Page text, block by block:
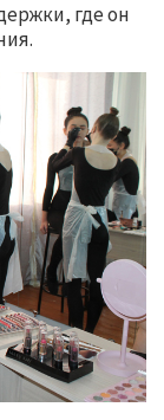
где он